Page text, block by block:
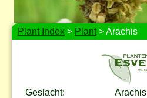
Plant Index > Plant> Arachis
Geslacht:
Arachis